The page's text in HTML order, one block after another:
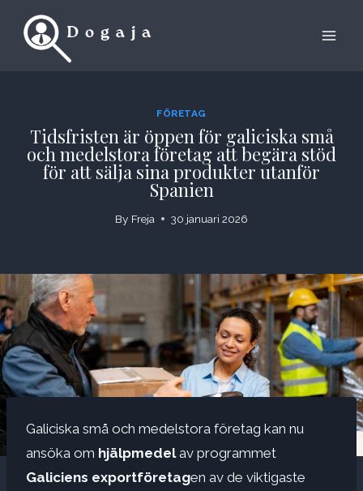
FÖRETAG
Tidsfristen är öppen för galiciska små
och medelstora företag att begära stöd
för att sälja sina produkter utanför
Spanien
By Freja 30 januari 2026
Galiciska små och medelstora företag kan nu
ansöka om hjälpmedelav programmet
Galiciens exportföretagen av de viktigaste